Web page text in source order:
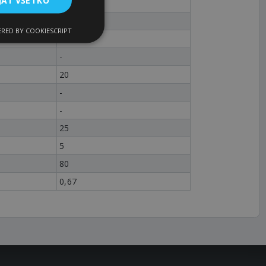
-
20
-
-
25
5
80
0,67
BY COOKIESCRIPT